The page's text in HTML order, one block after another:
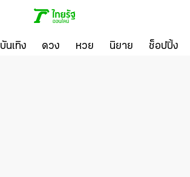
บันเทิง ดวง หวย นิยาย ช็อปปิ้ง